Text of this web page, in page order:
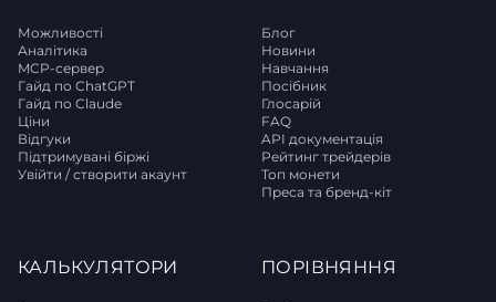
Можливості
Аналітика
MCP-сервер
Гайд по ChatGPT
Гайд по Claude
Ціни
Відгуки
Підтримувані біржі
Увійти / створити акаунт
Блог
Новини
Навчання
Посібник
Глосарій
FAQ
API документація
Рейтинг трейдерів
Топ монети
Преса та бренд-кіт
КАЛЬКУЛЯТОРИ ПОРІВНЯННЯ